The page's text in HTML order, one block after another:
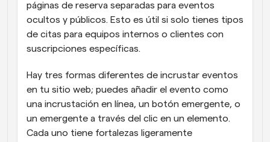
páginas de reserva separadas para eventos
ocultos y públicos. Esto es útil si solo tienes tipos
de citas para equipos internos o clientes con
suscripciones específicas.
Hay tres formas diferentes de incrustar eventos
en tu sitio web; puedes añadir el evento como
una incrustación en línea, un botón emergente, o
un emergente a través del clic en un elemento.
Cada uno tiene fortalezas ligeramente